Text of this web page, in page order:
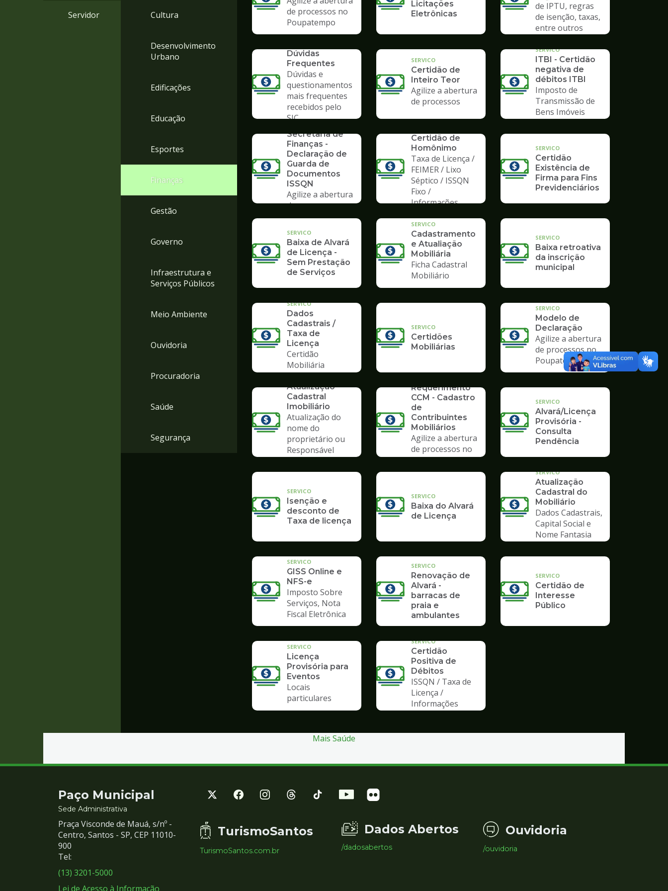
Servidor Cultura
Desenvolvimento
Urbano
Edificações
Educação
Esportes
Finanças
Gestão
Governo
Infraestrutura e
Serviços Públicos
Meio Ambiente
Ouvidoria
Procuradoria
Saúde
Segurança
de processos no
Poupatempo
Licitações
Eletrônicas
de IPTU, regras
de isenção, taxas,
entre outros
Dúvidas
Frequentes
Dúvidas e
questionamentos
mais frequentes
recebidos pelo
SIC
SERVICO
Certidão de
Inteiro Teor
Agilize a abertura
de processos
SERVICO
ITBI - Certidão
negativa de
débitos ITBI
Imposto de
Transmissão de
Bens Imóveis
SERVICO
Secretaria de
Finanças -
Declaração de
Guarda de
Documentos
ISSQN
Agilize a abertura
de processos no
Poupatempo
Certidão de
Homônimo
Taxa de Licença /
FEIMER / Lixo
Séptico / ISSQN
Fixo /
Informações
SERVICO
Certidão
Existência de
Firma para Fins
Previdenciários
SERVICO
Baixa de Alvará
de Licença -
Sem Prestação
de Serviços
SERVICO
Cadastramento
e Atualiação
Mobiliária
Ficha Cadastral
Mobiliário
SERVICO
Baixa retroativa
da inscrição
municipal
SERVICO
Dados
Cadastrais /
Taxa de
Licença
Certidão
Mobiliária
SERVICO
Certidões
Mobiliárias
SERVICO
Modelo de
Declaração
Agilize a abertura
de processos no
Poupatempo
Atualização
Cadastral
Imobiliário
Atualização do
nome do
proprietário ou
Responsável
Requerimento
CCM - Cadastro
de
Contribuintes
Mobiliários
Agilize a abertura
de processos no
Poupatempo
SERVICO
Alvará/Licença
Provisória -
Consulta
Pendência
SERVICO
Isenção e
desconto de
Taxa de licença
SERVICO
Baixa do Alvará
de Licença
SERVICO
Atualização
Cadastral do
Mobiliário
Dados Cadastrais,
Capital Social e
Nome Fantasia
SERVICO
GISS Online e
NFS-e
Imposto Sobre
Serviços, Nota
Fiscal Eletrônica
SERVICO
Renovação de
Alvará -
barracas de
praia e
ambulantes
SERVICO
Certidão de
Interesse
Público
SERVICO
Licença
Provisória para
Eventos
Locais
particulares
SERVICO
Certidão
Positiva de
Débitos
ISSQN / Taxa de
Licença /
Informações
Mais Saúde
Contato
e
Redes
Sociais
Paço Municipal
Sede Administrativa
Praça Visconde de Mauá, s/nº -
Centro, Santos - SP, CEP 11010-
900
Tel:
(13) 3201-5000
Lei de Acesso à Informação
TurismoSantos
TurismoSantos.com.br
Dados Abertos
/dadosabertos
Ouvidoria
/ouvidoria